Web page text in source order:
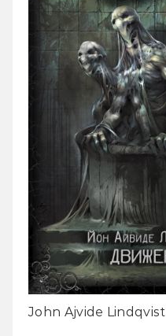
John Ajvide Lindqvist